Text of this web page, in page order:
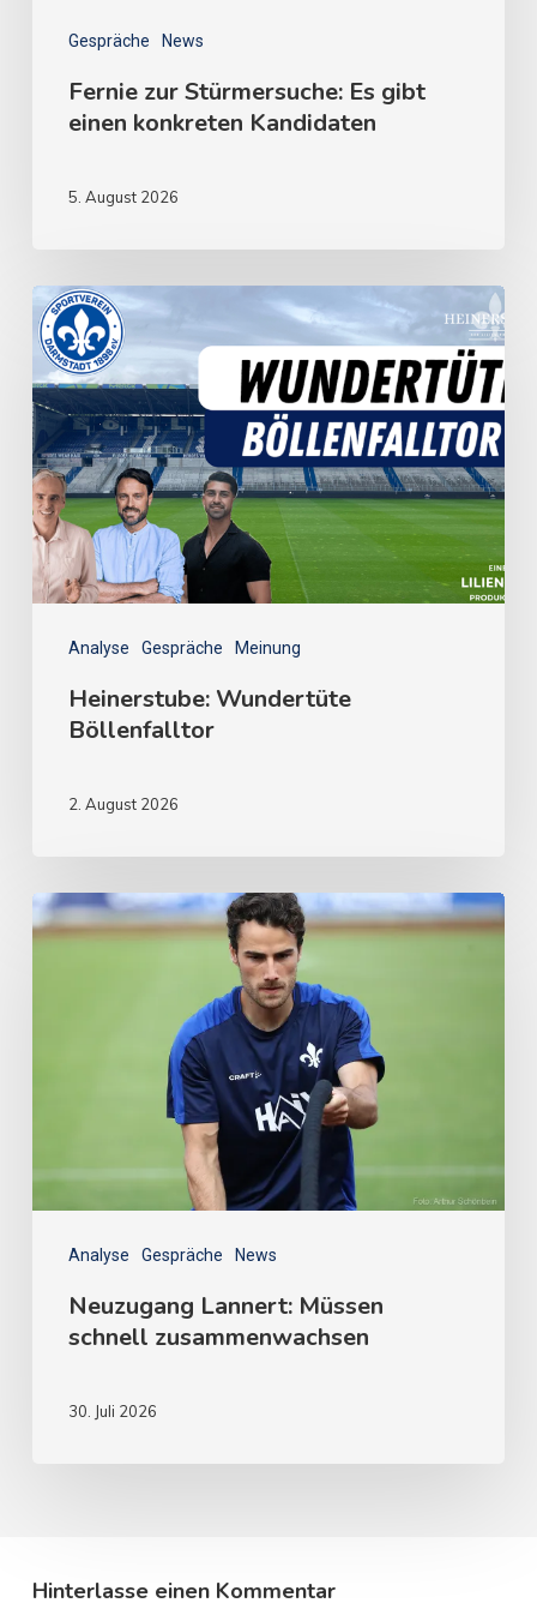
Gespräche News
Fernie zur Stürmersuche: Es gibt
einen konkreten Kandidaten
5. August 2026
Analyse Gespräche Meinung
Heinerstube: Wundertüte
Böllenfalltor
2. August 2026
Analyse Gespräche News
Neuzugang Lannert: Müssen
schnell zusammenwachsen
30. Juli 2026
Hinterlasse einen Kommentar